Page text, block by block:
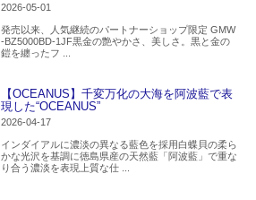
2026-05-01
発売以来、人気継続のパートナーショップ限定 GMW
-BZ5000BD-1JF黒金の艶やかさ、美しさ。黒と金の
鎧を纏ったフ ...
【OCEANUS】千変万化の大海を阿波藍で表
現した“OCEANUS”
2026-04-17
インダイアルに濃淡の異なる藍色を採用白蝶貝の柔ら
かな光沢を基調に徳島県産の天然藍「阿波藍」で重な
り合う濃淡を表現上質な仕 ...